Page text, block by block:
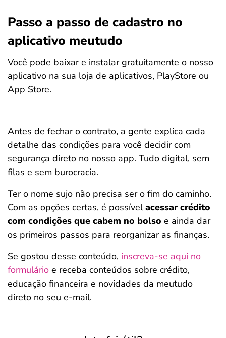
Passo a passo de cadastro no
aplicativo meutudo
Você pode baixar e instalar gratuitamente o nosso
aplicativo na sua loja de aplicativos, PlayStore ou
App Store.
Antes de fechar o contrato, a gente explica cada
detalhe das condições para você decidir com
segurança direto no nosso app. Tudo digital, sem
filas e sem burocracia.
Ter o nome sujo não precisa ser o fim do caminho.
Com as opções certas, é possívelacessar crédito
com condições que cabem no bolso e ainda dar
os primeiros passos para reorganizar as finanças.
Se gostou desse conteúdo, inscreva-se aqui no
formulário e receba conteúdos sobre crédito,
educação financeira e novidades da meutudo
direto no seu e-mail.